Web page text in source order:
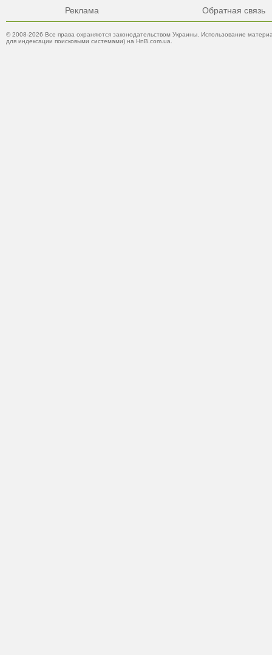
Реклама Обратная связь
© 2008-2026 Все права охраняются законодательством Украины. Использование
для индексации поисковыми системами) на HnB.com.ua.